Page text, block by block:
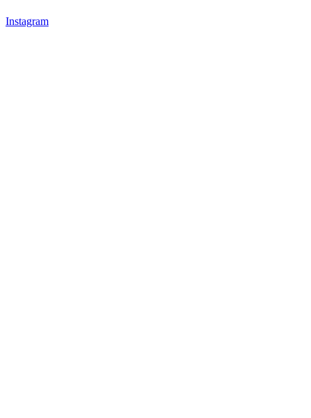
Instagram